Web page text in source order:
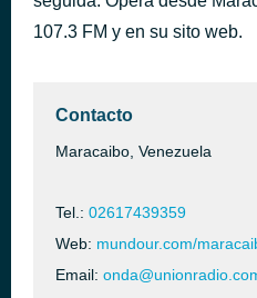
107.3 FM y en su sito web.
Contacto
Maracaibo, Venezuela
Tel.: 02617439359
Web: mundour.com/
Email: